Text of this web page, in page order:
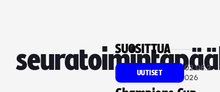
SUOSITTUA
UUTISET
02.08.2
026